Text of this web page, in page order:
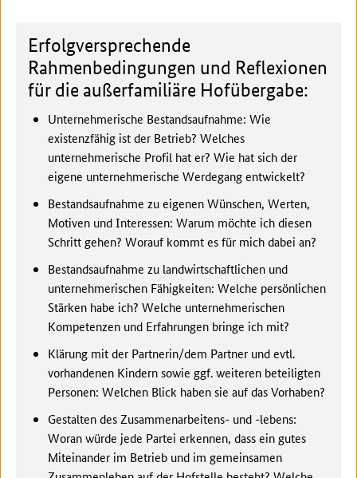
Erfolgversprechende
Rahmenbedingungen und Reflexionen
für die außerfamiliäre Hofübergabe:
Unternehmerische Bestandsaufnahme: Wie
existenzfähig ist der Betrieb? Welches
unternehmerische Profil hat er? Wie hat sich der
eigene unternehmerische Werdegang entwickelt?
Bestandsaufnahme zu eigenen Wünschen, Werten,
Motiven und Interessen: Warum möchte ich diesen
Schritt gehen? Worauf kommt es für mich dabei an?
Bestandsaufnahme zu landwirtschaftlichen und
unternehmerischen Fähigkeiten: Welche persönlichen
Stärken habe ich? Welche unternehmerischen
Kompetenzen und Erfahrungen bringe ich mit?
Klärung mit der Partnerin/dem Partner und evtl.
vorhandenen Kindern sowie ggf. weiteren beteiligten
Personen: Welchen Blick haben sie auf das Vorhaben?
Gestalten des Zusammenarbeitens- und -lebens:
Woran würde jede Partei erkennen, dass ein gutes
Miteinander im Betrieb und im gemeinsamen